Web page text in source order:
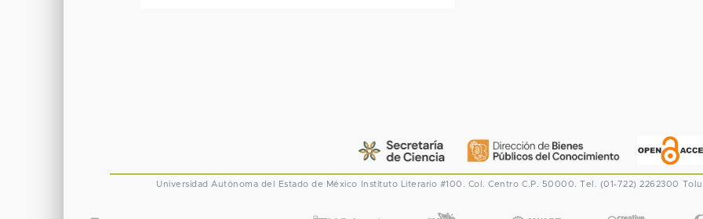
Universidad Autónoma del Estado de México Instituto Literario #100. Col. Centro C.P. 50000. Tel. (01-722) 2262300